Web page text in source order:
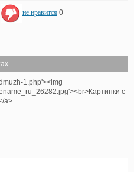
не нравится 0
1.php'><img
с
a>